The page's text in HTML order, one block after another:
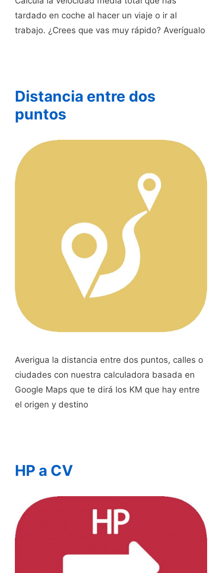
tardado en coche al hacer un viaje o ir al
trabajo. ¿Crees que vas muy rápido? Averígualo
Distancia entre dos
puntos
Averigua la distancia entre dos puntos, calles o
ciudades con nuestra calculadora basada en
Google Maps que te dirá los KM que hay entre
el origen y destino
HP a CV